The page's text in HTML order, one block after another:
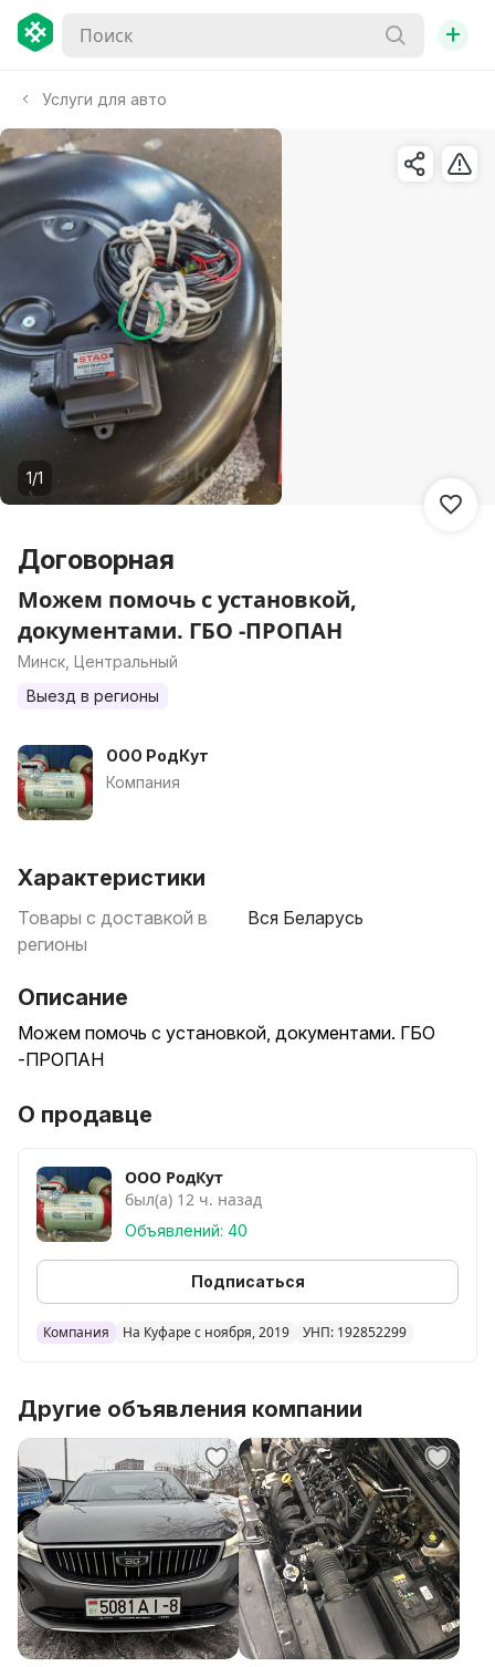
+
Услуги для авто
1/1
Договорная
Можем помочь с установкой,
документами. ГБО -ПРОПАН
Минск, Центральный
Выезд в регионы
ООО РодКут
Компания
Характеристики
Товары с доставкой в
регионы
Вся Беларусь
Описание
Можем помочь с установкой, документами. ГБО
-ПРОПАН
О продавце
ООО РодКут
был(а) 12 ч. назад
Объявлений: 40
Подписаться
Компания На Куфаре с ноября, 2019 УНП: 192852299
Другие объявления компании